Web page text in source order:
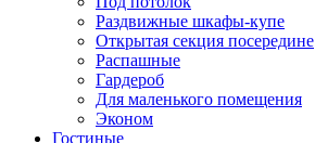
Раздвижные шкафы-купе
Открытая секция посередине
Распашные
Гардероб
Для маленького помещения
Эконом
Гостиные